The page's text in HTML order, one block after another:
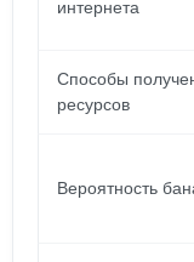
интернета
Способы
ресурсов
Вероятность